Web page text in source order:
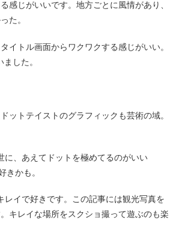
感じがいいです。地方ごとに風情があり、
た。
イトル画面からワクワクする感じがいい。
した。
ットテイストのグラフィックも芸術の域。
に、あえてドットを極めてるのがいい
きかも。
レイで好きです。この記事には観光写真を
キレイな場所をスクショ撮って遊ぶのも楽